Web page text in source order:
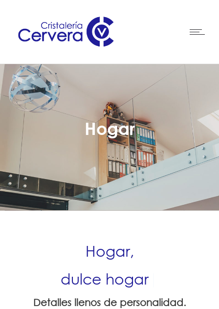
Hogar
Hogar,
dulce hogar|
Detalles llenos de personalidad.